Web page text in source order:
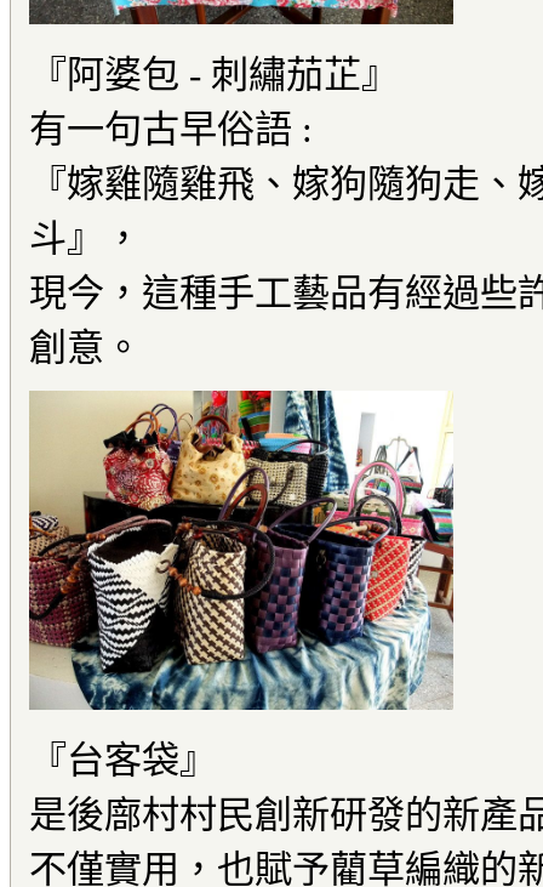
『阿婆包 - 刺繡茄芷』
有一句古早俗語 :
『嫁雞隨雞飛、嫁狗隨狗走、
斗』，
現今，這種手工藝品有經過些
創意。
『台客袋』
是後廍村村民創新研發的新產
不僅實用，也賦予藺草編織的